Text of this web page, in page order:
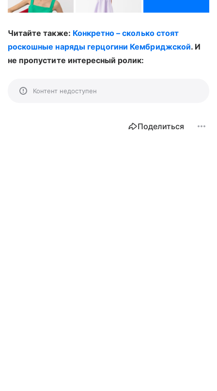
Читайте также: Конкретно – сколько стоят
роскошные наряды герцогини Кембриджской. И
не пропустите интересный ролик:
Контент недоступен
Поделиться